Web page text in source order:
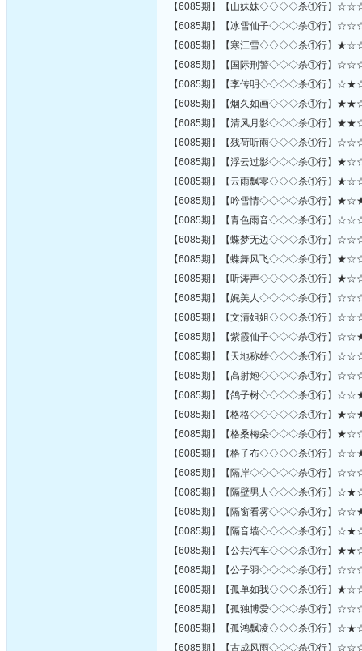
【6085期】【山妹妹◇◇◇◇杀
【6085期】【冰雪仙子◇◇◇杀
【6085期】【寒江雪◇◇◇◇杀
【6085期】【国际刑警◇◇◇杀
【6085期】【李传明◇◇◇◇杀
【6085期】【烟久如画◇◇◇杀
【6085期】【清风月影◇◇◇杀
【6085期】【残荷听雨◇◇◇杀
【6085期】【浮云过影◇◇◇杀
【6085期】【云雨飘零◇◇◇杀
【6085期】【吟雪情◇◇◇◇杀
【6085期】【青色雨音◇◇◇杀
【6085期】【蝶梦无边◇◇◇杀
【6085期】【蝶舞风飞◇◇◇杀
【6085期】【听涛声◇◇◇◇杀
【6085期】【娓美人◇◇◇◇杀
【6085期】【文清姐姐◇◇◇杀
【6085期】【紫霞仙子◇◇◇杀
【6085期】【天地称雄◇◇◇杀
【6085期】【高射炮◇◇◇◇杀
【6085期】【鸽子树◇◇◇◇杀
【6085期】【格格◇◇◇◇◇杀①
【6085期】【格桑梅朵◇◇◇杀
【6085期】【格子布◇◇◇◇杀
【6085期】【隔岸◇◇◇◇◇杀①
【6085期】【隔壁男人◇◇◇杀
【6085期】【隔窗看雾◇◇◇杀
【6085期】【隔音墙◇◇◇◇杀
【6085期】【公共汽车◇◇◇杀
【6085期】【公子羽◇◇◇◇杀
【6085期】【孤单如我◇◇◇杀
【6085期】【孤独博爱◇◇◇杀
【6085期】【孤鸿飘凌◇◇◇杀
【6085期】【古成风雨◇◇◇杀